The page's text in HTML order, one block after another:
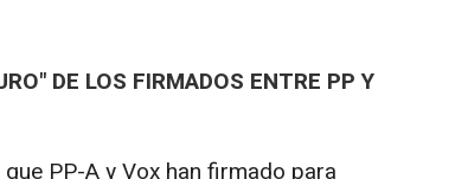
DE LOS FIRMADOS ENTRE PP Y
PP-A y Vox han firmado para